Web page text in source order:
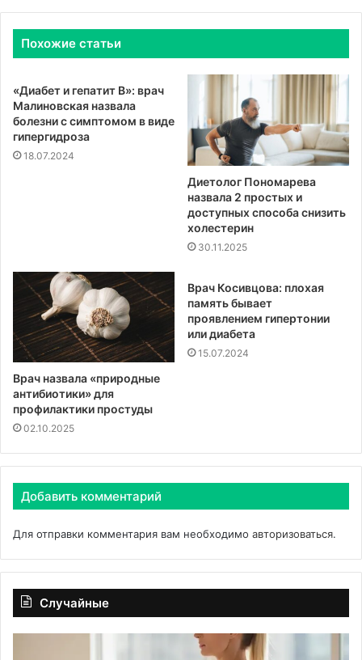
Похожие статьи
«Диабет и гепатит B»: врач
Малиновская назвала
болезни с симптомом в виде
гипергидроза
18.07.2024
Диетолог Пономарева
назвала 2 простых и
доступных способа снизить
холестерин
30.11.2025
Врач назвала «природные
антибиотики» для
профилактики простуды
02.10.2025
Врач Косивцова: плохая
память бывает
проявлением гипертонии
или диабета
15.07.2024
Добавить комментарий
Для отправки комментария вам необходимо авторизоваться.
Случайные